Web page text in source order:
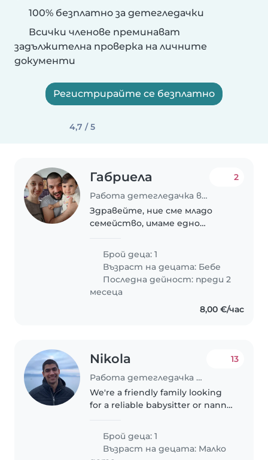
100% безплатно за детегледачки
Всички членове преминават
задължителна проверка на личните
документи
Регистрирайте се безплатно
4,7 / 5
Габриела
Работа детегледачка в София
2
Здравейте, ние сме младо
семейство, имаме едно
за отглеждането му, тъй
като ние сме на работа. Аз си
работя от вкъщи, а съпруга
ми работи на 2 Мин от вкъщи.
Брой деца: 1
Възраст на децата: Бебе
Последна дейност: преди 2
месеца
8,00 €/час
Nikola
Работа детегледачка в София
13
We're a friendly family looking
for a reliable babysitter or nanny
of energy! We would love
someone who is comfortable..
Брой деца: 1
Възраст на децата: Малко